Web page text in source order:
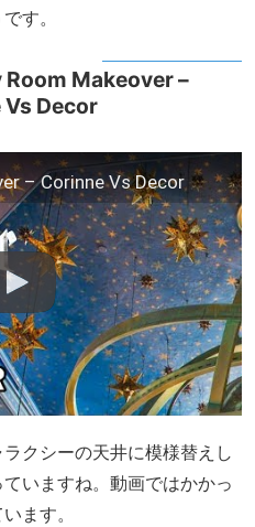
す。
Room Makeover –
Decor
– Corinne Vs Decor
クシーの天井に模様替えし
いますね。動画ではかかっ
ます。